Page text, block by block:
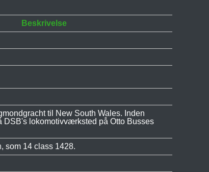
Beskrivelse
til New South Wales. Inden
lokomotivværksted på Otto Busses
som 14 class 1428.